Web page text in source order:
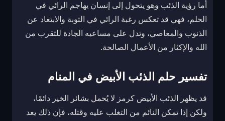
أما رؤية الذئب وهو يتحول إلى إنسان يهاجم الرائي في
الحلم، فهي قد تعكس رغبة الرائي في التوبة والابتعاد عن
الذنوب والمعاصي، وتدل على مساعيه الجادة للتقرب من
الله والإكثار من الأعمال الصالحة.
تفسير حلم الذئب الأبيض في المنام
قد يظهر الذئب الأبيض كرمز لا يُحمل بشائر الخير دائمًا،
ولكن إذا تمكن النائم من التغلب عليه وقتله، فإن ذلك يعد